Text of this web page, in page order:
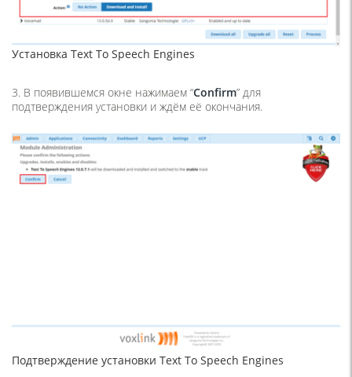
Установка Text To Speech Engines
3. В появившемся окне нажимаем “Confirm” для
подтверждения установки и ждём её окончания.
Подтверждение установки Text To Speech Engines